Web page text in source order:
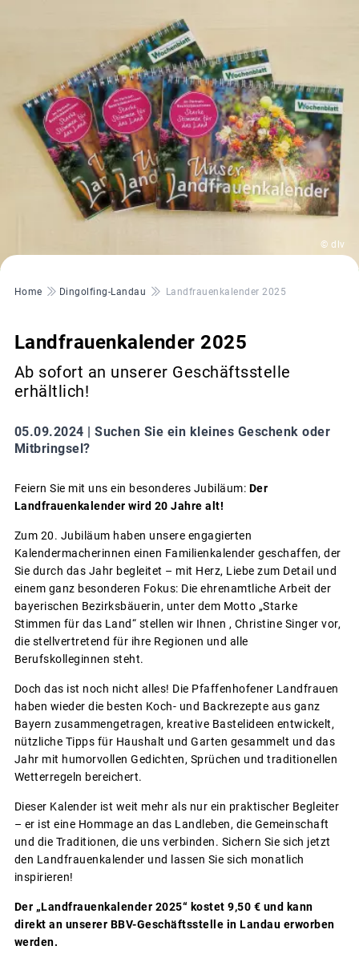
© dlv
Pfadnavigation
Home Dingolfing-Landau Landfrauenkalender 2025
Landfrauenkalender 2025
Ab sofort an unserer Geschäftsstelle
erhältlich!
05.09.2024 | Suchen Sie ein kleines Geschenk oder
Mitbringsel?
Feiern Sie mit uns ein besonderes Jubiläum: Der
Landfrauenkalender wird 20 Jahre alt!
Zum 20. Jubiläum haben unsere engagierten
Kalendermacherinnen einen Familienkalender geschaffen, der
Sie durch das Jahr begleitet – mit Herz, Liebe zum Detail und
einem ganz besonderen Fokus: Die ehrenamtliche Arbeit der
bayerischen Bezirksbäuerin, unter dem Motto „Starke
Stimmen für das Land“ stellen wir Ihnen , Christine Singer vor,
die stellvertretend für ihre Regionen und alle
Berufskolleginnen steht.
Doch das ist noch nicht alles! Die Pfaffenhofener Landfrauen
haben wieder die besten Koch- und Backrezepte aus ganz
Bayern zusammengetragen, kreative Bastelideen entwickelt,
nützliche Tipps für Haushalt und Garten gesammelt und das
Jahr mit humorvollen Gedichten, Sprüchen und traditionellen
Wetterregeln bereichert.
Dieser Kalender ist weit mehr als nur ein praktischer Begleiter
– er ist eine Hommage an das Landleben, die Gemeinschaft
und die Traditionen, die uns verbinden. Sichern Sie sich jetzt
den Landfrauenkalender und lassen Sie sich monatlich
inspirieren!
Der „Landfrauenkalender 2025“ kostet 9,50 € und kann
direkt an unserer BBV-Geschäftsstelle in Landau erworben
werden.